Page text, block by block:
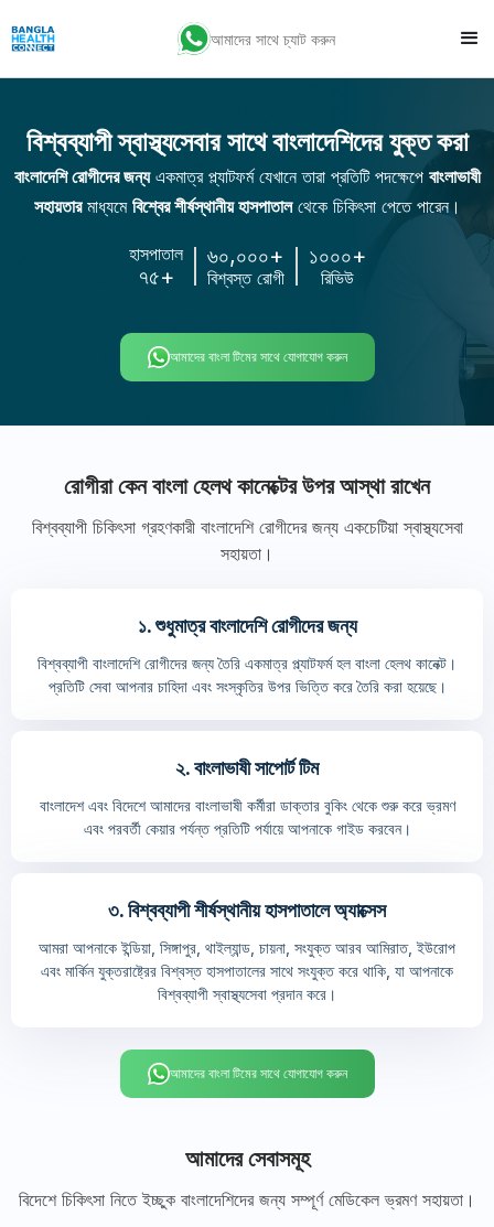
আমাদের সাথে চ্যাট করুন
বিশ্বব্যাপী স্বাস্থ্যসেবার সাথে বাংলাদেশিদের যুক্ত করা
বাংলাদেশি রোগীদের জন্যএকমাত্র প্ল্যাটফর্ম যেখানে তারা প্রতিটি পদক্ষেপে বাংলাভাষী
সহায়তারমাধ্যমে বিশ্বের শীর্ষস্থানীয় হাসপাতালথেকে চিকিৎসা পেতে পারেন।
হাসপাতাল
৭৫+
৬০,০০০+
বিশ্বস্ত রোগী
১০০০+
রিভিউ
আমাদের বাংলা টিমের সাথে যোগাযোগ করুন
রোগীরা কেন বাংলা হেলথ কানেক্টের উপর আস্থা রাখেন
বিশ্বব্যাপী চিকিৎসা গ্রহণকারী বাংলাদেশি রোগীদের জন্য একচেটিয়া স্বাস্থ্যসেবা
সহায়তা।
১. শুধুমাত্র বাংলাদেশি রোগীদের জন্য
বিশ্বব্যাপী বাংলাদেশি রোগীদের জন্য তৈরি একমাত্র প্ল্যাটফর্ম হল বাংলা হেলথ কানেক্ট।
প্রতিটি সেবা আপনার চাহিদা এবং সংস্কৃতির উপর ভিত্তি করে তৈরি করা হয়েছে।
২. বাংলাভাষী সাপোর্ট টিম
বাংলাদেশ এবং বিদেশে আমাদের বাংলাভাষী কর্মীরা ডাক্তার বুকিং থেকে শুরু করে ভ্রমণ
এবং পরবর্তী কেয়ার পর্যন্ত প্রতিটি পর্যায়ে আপনাকে গাইড করবেন।
৩. বিশ্বব্যাপী শীর্ষস্থানীয় হাসপাতালে অ্যাক্সেস
আমরা আপনাকে ইন্ডিয়া, সিঙ্গাপুর, থাইল্যান্ড, চায়না, সংযুক্ত আরব আমিরাত, ইউরোপ
এবং মার্কিন যুক্তরাষ্ট্রের বিশ্বস্ত হাসপাতালের সাথে সংযুক্ত করে থাকি, যা আপনাকে
বিশ্বব্যাপী স্বাস্থ্যসেবা প্রদান করে।
আমাদের বাংলা টিমের সাথে যোগাযোগ করুন
আমাদের সেবাসমূহ
বিদেশে চিকিৎসা নিতে ইচ্ছুক বাংলাদেশিদের জন্য সম্পূর্ণ মেডিকেল ভ্রমণ সহায়তা।